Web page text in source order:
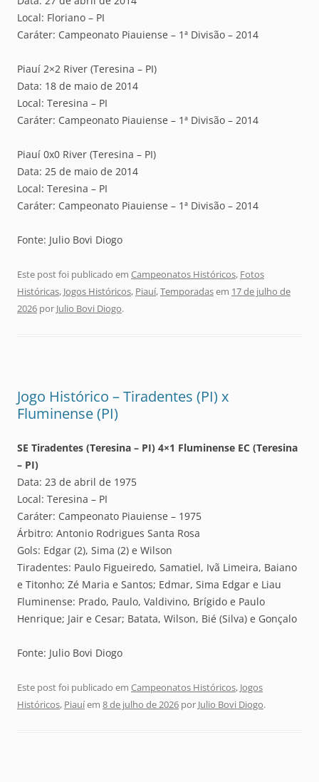
Local: Floriano – PI
Caráter: Campeonato Piauiense – 1ª Divisão – 2014
Piauí 2×2 River (Teresina – PI)
Data: 18 de maio de 2014
Local: Teresina – PI
Caráter: Campeonato Piauiense – 1ª Divisão – 2014
Piauí 0x0 River (Teresina – PI)
Data: 25 de maio de 2014
Local: Teresina – PI
Caráter: Campeonato Piauiense – 1ª Divisão – 2014
Fonte: Julio Bovi Diogo
Este post foi publicado em Campeonatos Históricos, Fotos
Históricas, Jogos Históricos, Piauí,Temporadasem 17 de julho de
2026 por Julio Bovi Diogo.
Jogo Histórico – Tiradentes (PI) x
Fluminense (PI)
SE Tiradentes (Teresina – PI) 4×1 Fluminense EC (Teresina
– PI)
Data: 23 de abril de 1975
Local: Teresina – PI
Caráter: Campeonato Piauiense – 1975
Árbitro: Antonio Rodrigues Santa Rosa
Gols: Edgar (2), Sima (2) e Wilson
Tiradentes: Paulo Figueiredo, Samatiel, Ivã Limeira, Baiano
e Titonho; Zé Maria e Santos; Edmar, Sima Edgar e Liau
Fluminense: Prado, Paulo, Valdivino, Brígido e Paulo
Henrique; Jair e Cesar; Batata, Wilson, Bié (Silva) e Gonçalo
Fonte: Julio Bovi Diogo
Este post foi publicado em Campeonatos Históricos, Jogos
Históricos, Piauíem 8 de julho de 2026 por Julio Bovi Diogo.